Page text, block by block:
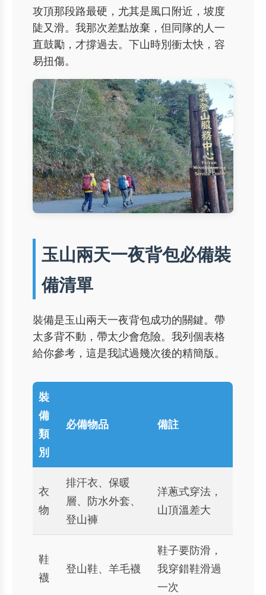
攻頂那段路最硬，尤其是風口附近，坡度
陡又滑。我那次差點放棄，但同隊的人一
直鼓勵，才撐過去。下山時別衝太快，容
易扭傷。
玉山兩天一夜背包必備裝
備清單
裝備是玉山兩天一夜背包成功的關鍵。帶
太多背不動，帶太少會危險。我列個表格
給你參考，這是我試過幾次後的精簡版。
裝
備
類
別
必備物品 備註
衣
物
排汗衣、保暖
層、防水外套、
登山褲
洋蔥式穿法，
山頂溫差大
鞋
襪
登山鞋、羊毛襪
鞋子要防滑，
我穿錯鞋滑過
一次